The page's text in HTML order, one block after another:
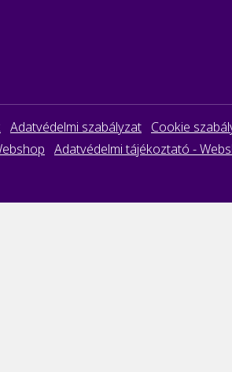
Adatvédelmi szabályzat Cookie
Adatvédelmi tájékoztató -